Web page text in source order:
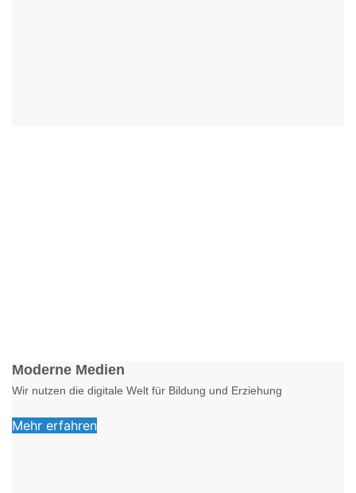
Moderne Medien
Wir nutzen die digitale Welt für Bildung und Erziehung
Mehr erfahren